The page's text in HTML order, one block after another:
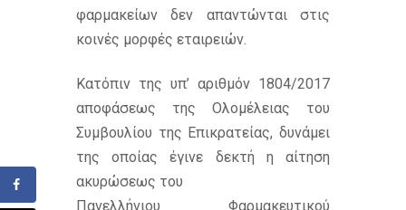
φαρμακείων δεν απαντώνται στις
κοινές μορφές εταιρειών.
Κατόπιν της υπ’ αριθμόν 1804/2017
αποφάσεως της Ολομέλειας του
Συμβουλίου της Επικρατείας, δυνάμει
της οποίας έγινε δεκτή η αίτηση
ακυρώσεως του
Πανελλήνιου Φαρμακευτικού